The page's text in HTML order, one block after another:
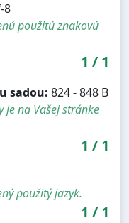
8
použitú znakovú
1 / 1
sadou: 824 - 848 B
je na Vašej stránke
1 / 1
použitý jazyk.
1 / 1